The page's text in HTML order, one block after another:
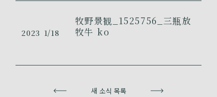
2023 1/18
牧野景観_1525756_三瓶放
牧牛 ko
새 소식 목록